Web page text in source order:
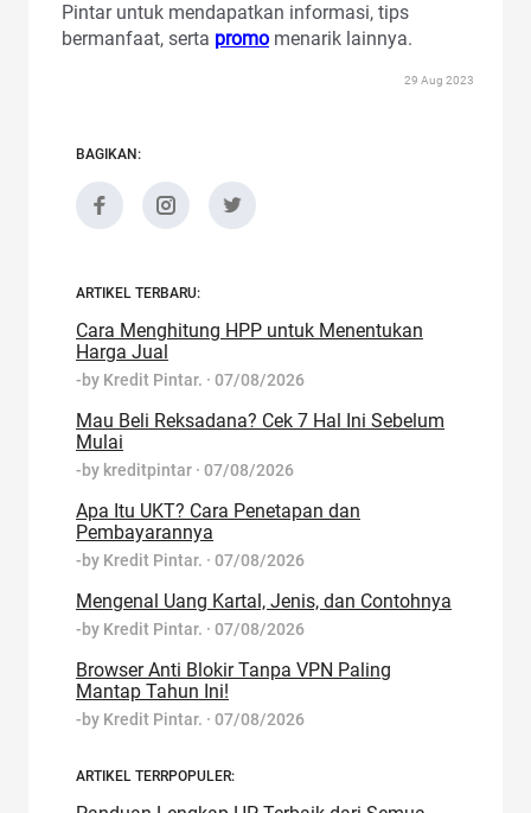
Pintar untuk mendapatkan informasi, tips
bermanfaat, serta promo menarik lainnya.
29 Aug 2023
BAGIKAN:
ARTIKEL TERBARU:
Cara Menghitung HPP untuk Menentukan
Harga Jual
-by Kredit Pintar. · 07/08/2026
Mau Beli Reksadana? Cek 7 Hal Ini Sebelum
Mulai
-by kreditpintar · 07/08/2026
Apa Itu UKT? Cara Penetapan dan
Pembayarannya
-by Kredit Pintar. · 07/08/2026
Mengenal Uang Kartal, Jenis, dan Contohnya
-by Kredit Pintar. · 07/08/2026
Browser Anti Blokir Tanpa VPN Paling
Mantap Tahun Ini!
-by Kredit Pintar. · 07/08/2026
ARTIKEL TERRPOPULER: